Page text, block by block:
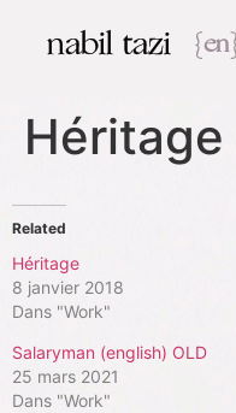
nabil tazi
Related
Héritage
8 janvier 2018
Dans "Work"
Salaryman (english) OLD
25 mars 2021
Dans "Work"